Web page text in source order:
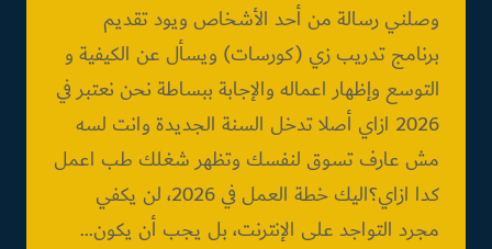
وصلني رسالة من أحد الأشخاص ويود تقديم
برنامج تدريب زي (كورسات) ويسأل عن الكيفية و
التوسع وإظهار اعماله والإجابة ببساطة نحن نعتبر في
2026 ازاي أصلا تدخل السنة الجديدة وانت لسه
مش عارف تسوق لنفسك وتظهر شغلك طب اعمل
كدا ازاي؟اليك خطة العمل في 2026، لن يكفي
مجرد التواجد على الإنترنت، بل يجب أن يكون…